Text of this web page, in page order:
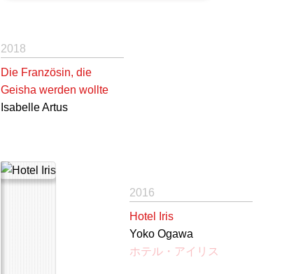
2018
Die Französin, die
Geisha werden wollte
Isabelle Artus
2016
Hotel Iris
Yoko Ogawa
ホテル・アイリス